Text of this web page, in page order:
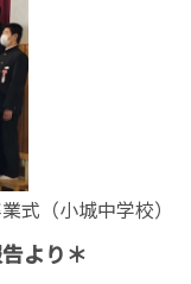
小城中学校）
より＊